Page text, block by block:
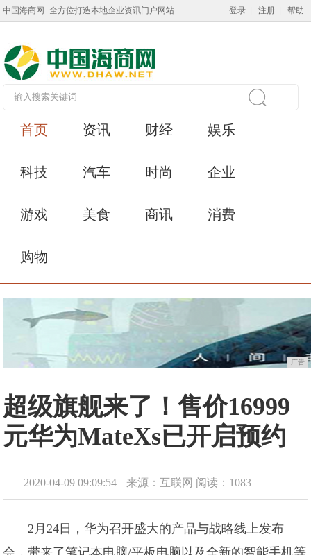
中国海商网_全方位打造本地企业资讯门户网站 登录 注册 帮助
首页 资讯 财经 娱乐
科技 汽车 时尚 企业
游戏 美食 商讯 消费
购物
广告
超级旗舰来了！售价16999
元华为MateXs已开启预约
2020-04-09 09:09:54 来源：互联网 阅读：1083
2月24日，华为召开盛大的产品与战略线上发布
会，带来了笔记本电脑/平板电脑以及全新的智能手机等